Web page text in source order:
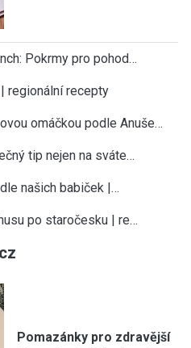
Pokrmy pro pohod…
regionální recepty
omáčkou podle Anuše…
tip nejen na sváte…
našich babiček |…
po staročesku | re…
Pomazánky pro zdravější